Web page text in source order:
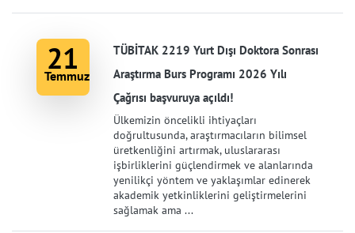
21
Temmuz
TÜBİTAK 2219 Yurt Dışı Doktora Sonrası
Araştırma Burs Programı 2026 Yılı
Çağrısı başvuruya açıldı!
Ülkemizin öncelikli ihtiyaçları
doğrultusunda, araştırmacıların bilimsel
üretkenliğini artırmak, uluslararası
işbirliklerini güçlendirmek ve alanlarında
yenilikçi yöntem ve yaklaşımlar edinerek
akademik yetkinliklerini geliştirmelerini
sağlamak ama ...